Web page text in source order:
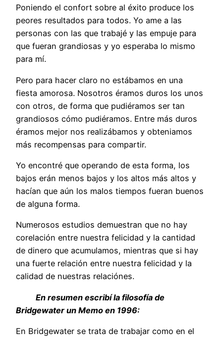
Poniendo el confort sobre al éxito produce los
peores resultados para todos. Yo ame a las
personas con las que trabajé y las empuje para
que fueran grandiosas y yo esperaba lo mismo
para mí.
Pero para hacer claro no estábamos en una
fiesta amorosa. Nosotros éramos duros los unos
con otros, de forma que pudiéramos ser tan
grandiosos cómo pudiéramos. Entre más duros
éramos mejor nos realizábamos y obteniamos
más recompensas para compartir.
Yo encontré que operando de esta forma, los
bajos erán menos bajos y los altos más altos y
hacían que aún los malos tiempos fueran buenos
de alguna forma.
Numerosos estudios demuestran que no hay
corelación entre nuestra felicidad y la cantidad
de dinero que acumulamos, mientras que si hay
una fuerte relación entre nuestra felicidad y la
calidad de nuestras relaciónes.
En resumen escribí la filosofía de
Bridgewater un Memo en 1996:
En Bridgewater se trata de trabajar como en el